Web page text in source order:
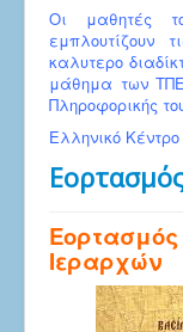
Οι μαθητές
εμπλουτίζουν
καλυτερο
μάθημα των
Πληροφορικής
Ελληνικό
Ιεραρχών